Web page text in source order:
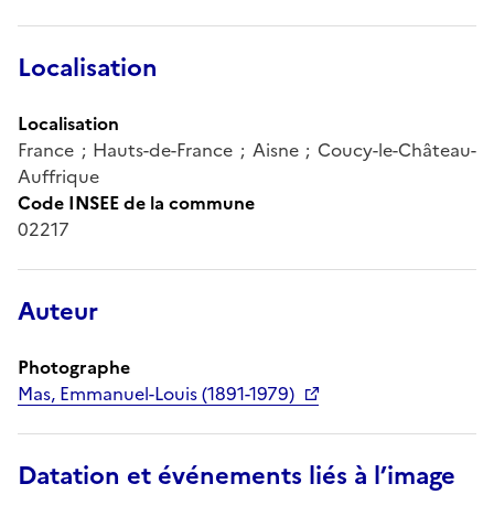
Localisation
Localisation
France ; Hauts-de-France ; Aisne ; Coucy-le-Château-
Auffrique
Code INSEE de la commune
02217
Auteur
Photographe
Mas, Emmanuel-Louis (1891-1979)
Datation et événements liés à l’image